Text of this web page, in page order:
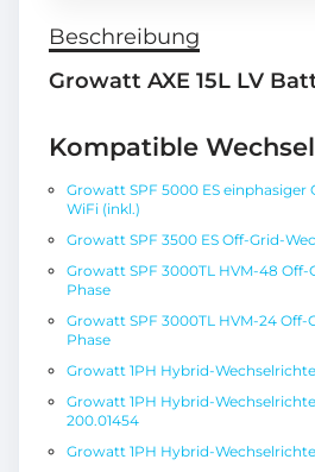
Beschreibung
Growatt AXE 15L LV
Kompatible
Growatt SPF 5000 ES
WiFi (inkl.)
Growatt SPF 3500 ES Off-Grid-
Growatt SPF 3000TL HVM-48 Off-
Phase
Growatt SPF 3000TL HVM-24 Off-
Phase
Growatt 1PH Hybrid-
Growatt 1PH Hybrid-
200.01454
Growatt 1PH Hybrid-